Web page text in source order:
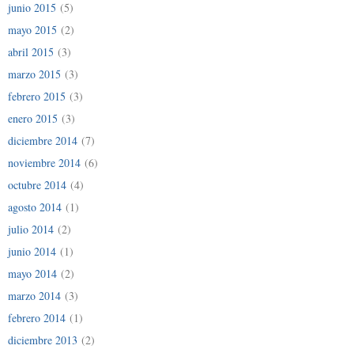
junio 2015 (5)
mayo 2015 (2)
abril 2015 (3)
marzo 2015 (3)
febrero 2015 (3)
enero 2015 (3)
diciembre 2014 (7)
noviembre 2014 (6)
octubre 2014 (4)
agosto 2014 (1)
julio 2014 (2)
junio 2014 (1)
mayo 2014 (2)
marzo 2014 (3)
febrero 2014 (1)
diciembre 2013 (2)